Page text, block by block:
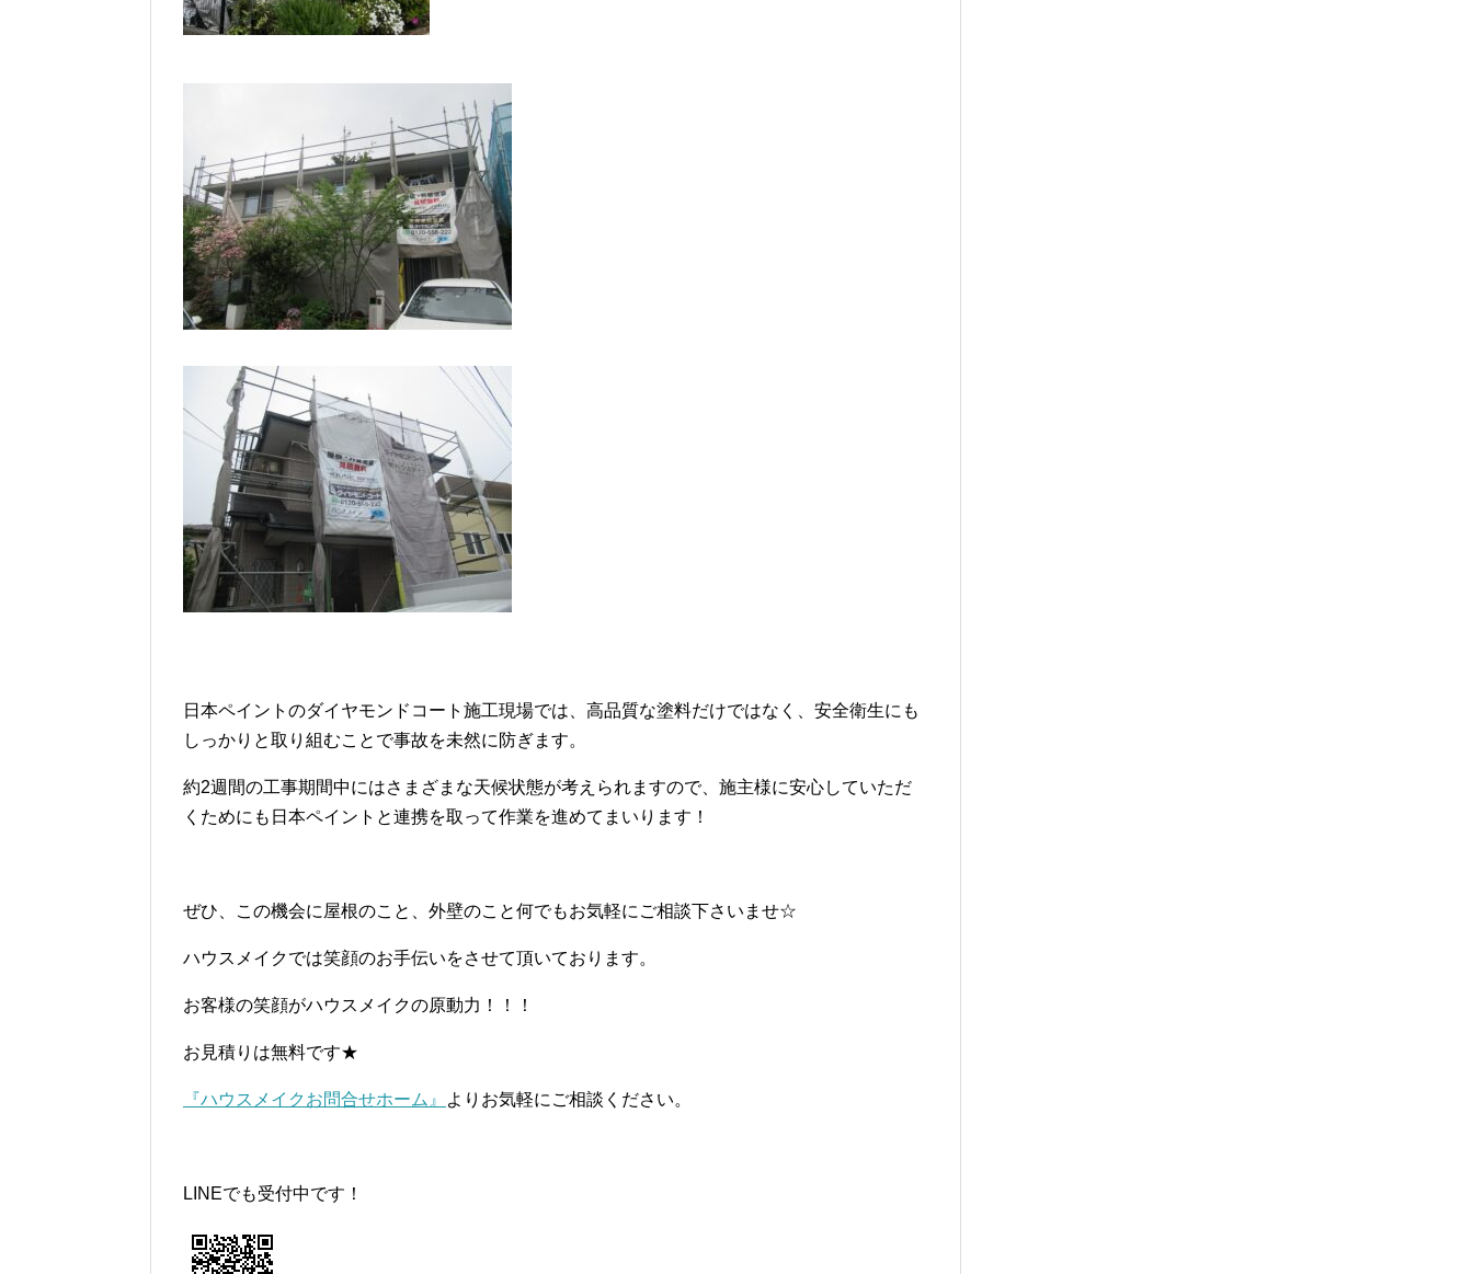
日本ペイントのダイヤモンドコート施工現場では、高品質な塗料だけではなく、安全衛生にも
しっかりと取り組むことで事故を未然に防ぎます。
約2週間の工事期間中にはさまざまな天候状態が考えられますので、施主様に安心していただ
くためにも日本ペイントと連携を取って作業を進めてまいります！
ぜひ、この機会に屋根のこと、外壁のこと何でもお気軽にご相談下さいませ☆
ハウスメイクでは笑顔のお手伝いをさせて頂いております。
お客様の笑顔がハウスメイクの原動力！！！
お見積りは無料です★
『ハウスメイクお問合せホーム』 よりお気軽にご相談ください。
LINEでも受付中です！